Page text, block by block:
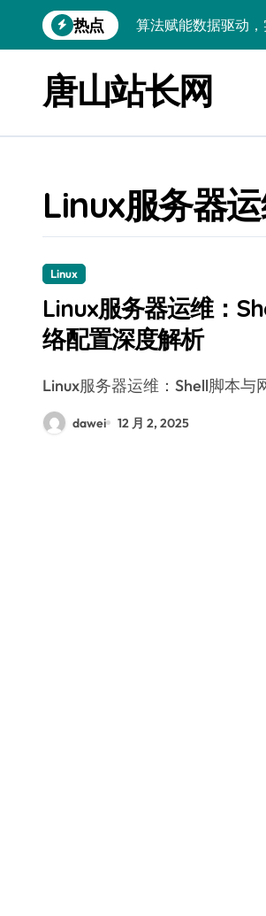
到
热点
算法赋能数据驱动
技术赋能：科技筑基
技术赋能：实时数据
大数据赋能运维：
Go语言赋能大数据
数据引擎科技赋能：
唐山站长网
Linux服务器
Linux
Linux服务器运维：
络配置深度解析
Linux服务器运维：Shell脚本与
dawei 12 月 2, 2025